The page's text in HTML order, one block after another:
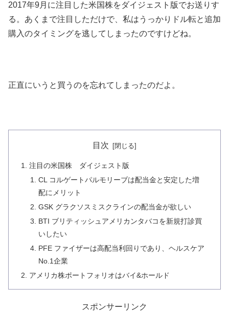
2017年9月に注目した米国株をダイジェスト版でお送りす
る。あくまで注目しただけで、私はうっかりドル転と追加
購入のタイミングを逃してしまったのですけどね。
正直にいうと買うのを忘れてしまったのだよ。
目次
注目の米国株 ダイジェスト版
CL コルゲートパルモリーブは配当金と安定した増
配にメリット
GSK グラクソスミスクラインの配当金が欲しい
BTI ブリティッシュアメリカンタバコを新規打診買
いしたい
PFE ファイザーは高配当利回りであり、ヘルスケア
No.1企業
アメリカ株ポートフォリオはバイ&ホールド
スポンサーリンク